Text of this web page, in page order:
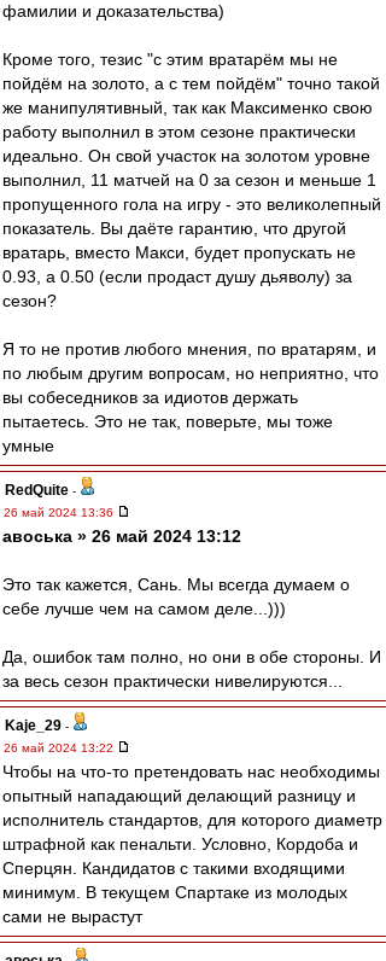
фамилии и доказательства)
Кроме того, тезис "с этим вратарём мы не
пойдём на золото, а с тем пойдём" точно такой
же манипулятивный, так как Максименко свою
работу выполнил в этом сезоне практически
идеально. Он свой участок на золотом уровне
выполнил, 11 матчей на 0 за сезон и меньше 1
пропущенного гола на игру - это великолепный
показатель. Вы даёте гарантию, что другой
вратарь, вместо Макси, будет пропускать не
0.93, а 0.50 (если продаст душу дьяволу) за
сезон?
Я то не против любого мнения, по вратарям, и
по любым другим вопросам, но неприятно, что
вы собеседников за идиотов держать
пытаетесь. Это не так, поверьте, мы тоже
умные
RedQuite -
26 май 2024 13:36
авоська » 26 май 2024 13:12
Это так кажется, Сань. Мы всегда думаем о
себе лучше чем на самом деле...)))
Да, ошибок там полно, но они в обе стороны. И
за весь сезон практически нивелируются...
Kaje_29 -
26 май 2024 13:22
Чтобы на что-то претендовать нас необходимы
опытный нападающий делающий разницу и
исполнитель стандартов, для которого диаметр
штрафной как пенальти. Условно, Кордоба и
Сперцян. Кандидатов с такими входящими
минимум. В текущем Спартаке из молодых
сами не вырастут